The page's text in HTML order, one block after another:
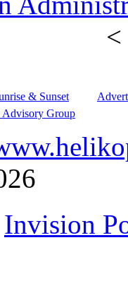
<
& Sunset
Advisory Group
Invision